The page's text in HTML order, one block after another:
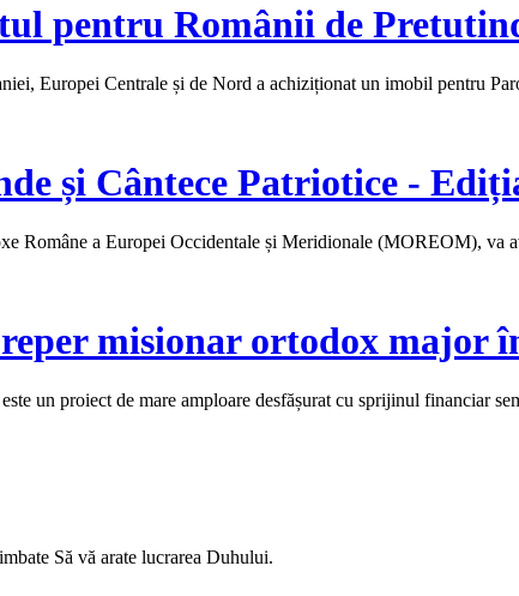
pentru Românii de
Europei Centrale și de Nord a achiziționat un imobil pentru
și Cântece Patriotice -
Române a Europei Occidentale și Meridionale (MOREOM), va
misionar ortodox major
un proiect de mare amploare desfășurat cu sprijinul financiar
Să vă arate lucrarea Duhului.